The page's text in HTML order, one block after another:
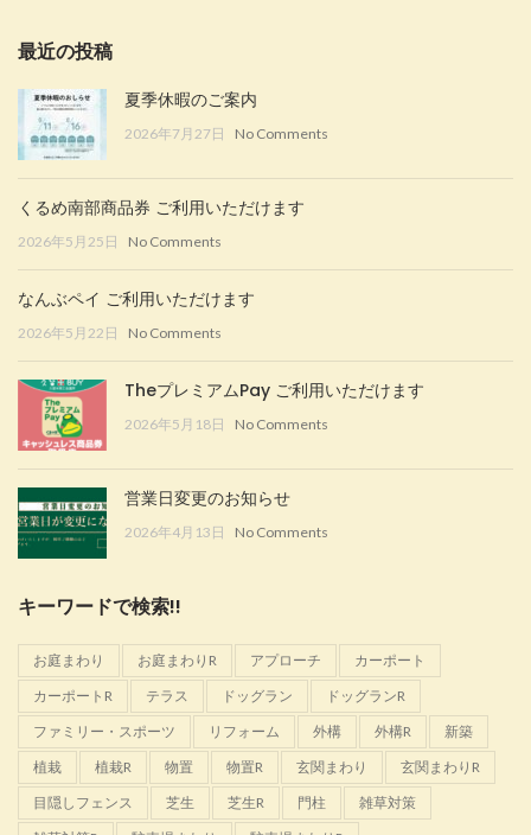
最近の投稿
夏季休暇のご案内
2026年7月27日 No Comments
くるめ南部商品券 ご利用いただけます
2026年5月25日 No Comments
なんぶペイ ご利用いただけます
2026年5月22日 No Comments
TheプレミアムPay ご利用いただけます
2026年5月18日 No Comments
営業日変更のお知らせ
2026年4月13日 No Comments
キーワードで検索!!
お庭まわり お庭まわりR アプローチ
カーポート
カーポートR
テラス ドッグラン
ドッグランR
ファミリー・スポーツ
リフォーム 外構 外構R
新築
植栽
植栽R 物置 物置R 玄関まわり
玄関まわりR
目隠しフェンス
芝生 芝生R 門柱
雑草対策